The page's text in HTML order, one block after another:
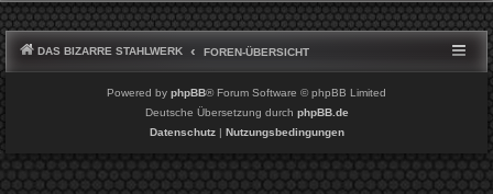
DAS BIZARRE STAHLWERK FOREN-ÜBERSICHT
Powered by phpBB® Forum Software © phpBB Limited
Deutsche Übersetzung durch phpBB.de
Datenschutz| Nutzungsbedingungen